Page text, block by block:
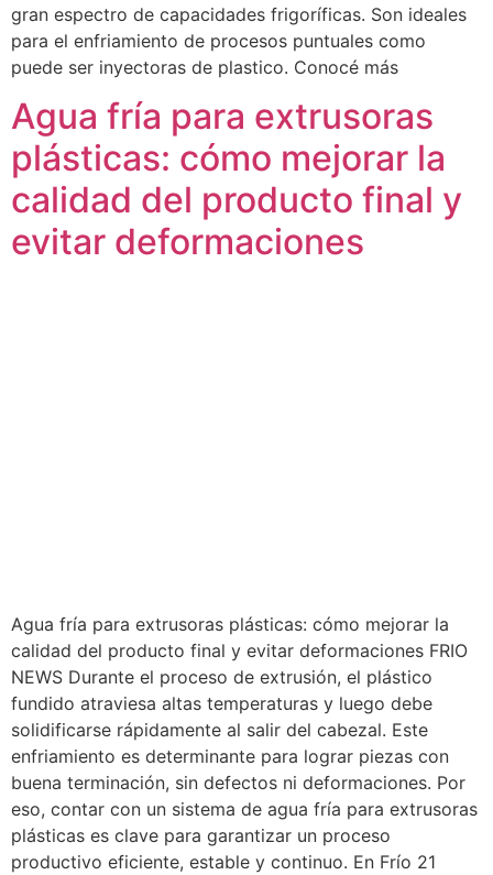
gran espectro de capacidades frigoríficas. Son ideales
para el enfriamiento de procesos puntuales como
puede ser inyectoras de plastico. Conocé más
Agua fría para extrusoras
plásticas: cómo mejorar la
calidad del producto final y
evitar deformaciones
Agua fría para extrusoras plásticas: cómo mejorar la
calidad del producto final y evitar deformaciones FRIO
NEWS Durante el proceso de extrusión, el plástico
fundido atraviesa altas temperaturas y luego debe
solidificarse rápidamente al salir del cabezal. Este
enfriamiento es determinante para lograr piezas con
buena terminación, sin defectos ni deformaciones. Por
eso, contar con un sistema de agua fría para extrusoras
plásticas es clave para garantizar un proceso
productivo eficiente, estable y continuo. En Frío 21